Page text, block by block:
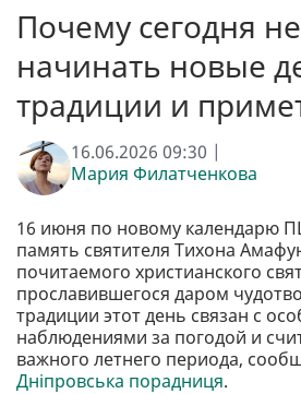
Почему сегодня
начинать новые
традиции и
16.06.2026 09:30 |
Мария Филатченкова
16 июня по новому календарю
память святителя Тихона
почитаемого христианского
прославившегося даром
традиции этот день связан с
наблюдениями за погодой и
важного летнего периода,
Дніпровська порадниця.